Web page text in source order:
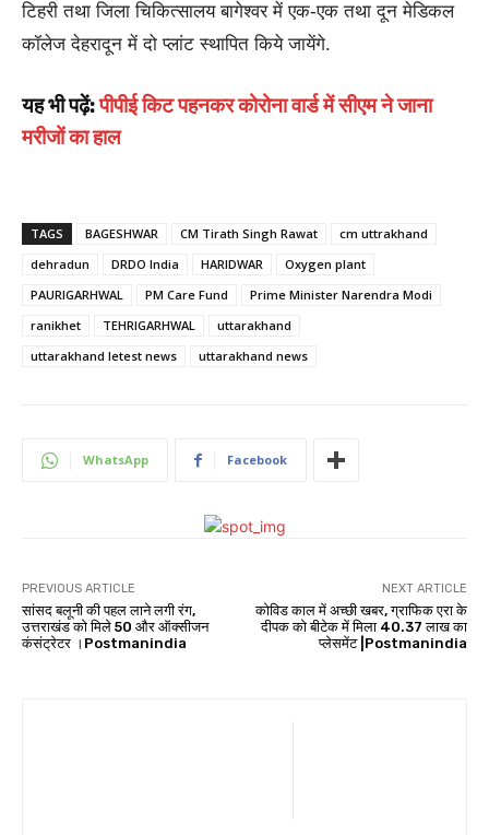
टिहरी तथा जिला चिकित्सालय बागेश्वर में एक-एक तथा दून मेडिकल
कॉलेज देहरादून में दो प्लांट स्थापित किये जायेंगे.
यह भी पढ़ें:पीपीई किट पहनकर कोरोना वार्ड में सीएम ने जाना
मरीजों का हाल
TAGS BAGESHWAR CM Tirath Singh Rawat
cm uttrakhand
dehradun
DRDO India HARIDWAR
Oxygen plant
PAURIGARHWAL
PM Care Fund
Prime Minister Narendra Modi
ranikhet
TEHRIGARHWAL
uttarakhand
uttarakhand letest news
uttarakhand news
WhatsApp Facebook
PREVIOUS ARTICLE
सांसद बलूनी की पहल लाने लगी रंग,
उत्तराखंड को मिले 50 और ऑक्सीजन
कंसंट्रेटर ।Postmanindia
NEXT ARTICLE
कोविड काल में अच्छी खबर, ग्राफिक एरा के
दीपक को बीटेक में मिला 40.37 लाख का
प्लेसमेंट |Postmanindia